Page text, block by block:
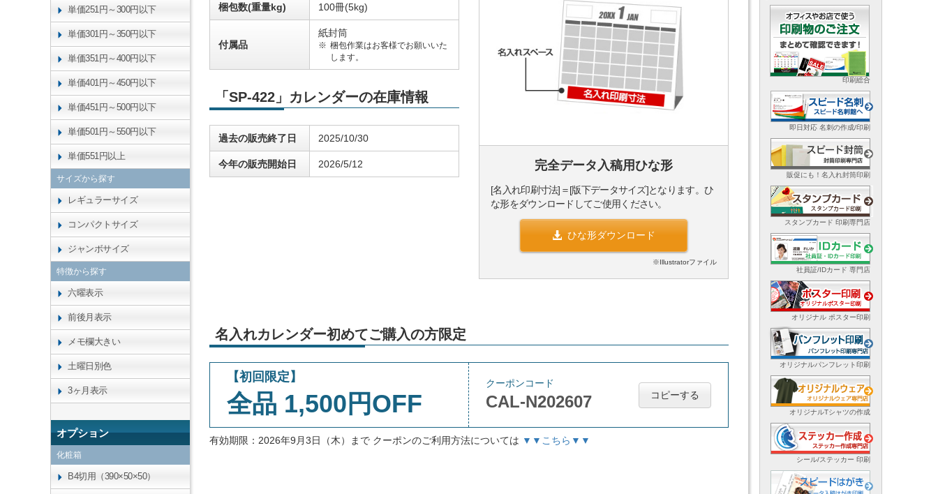
梱包数(重量kg) 100冊(5kg)
付属品
紙封筒
梱包作業はお客様でお願いいた
します。
「SP-422」カレンダーの在庫情報
過去の販売終了日 2025/10/30
今年の販売開始日 2026/5/12 完全データ入稿用ひな形
[名入れ印刷寸法]＝[版下データサイズ]となります。ひ
な形をダウンロードしてご使用ください。
ひな形ダウンロード
※Illustratorファイル
名入れカレンダー初めてご購入の方限定
【初回限定】
全品 1,500円OFF
クーポンコード
CAL-N202607 コピーする
有効期限：2026年9月3日（木）まで クーポンのご利用方法については ▼▼こちら▼▼
単価251円～300円以下
単価301円～350円以下
単価351円～400円以下
単価401円～450円以下
単価451円～500円以下
単価501円～550円以下
単価551円以上
サイズから探す
レギュラーサイズ
コンパクトサイズ
ジャンボサイズ
特徴から探す
六曜表示
前後月表示
メモ欄大きい
土曜日別色
3ヶ月表示
オプション
化粧箱
B4切用（390×50×50）
印刷総合
即日対応 名刺の作成/印刷
販促にも！名入れ封筒印刷
スタンプカード 印刷専門店
社員証/IDカード 専門店
オリジナル ポスター印刷
オリジナルパンフレット印刷
オリジナルTシャツの作成
シール/ステッカー 印刷